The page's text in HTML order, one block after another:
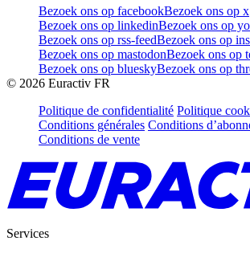
Bezoek ons op facebookBezoek ons op x
Bezoek ons op linkedinBezoek ons op
Bezoek ons op rss-feedBezoek ons op
Bezoek ons op mastodonBezoek ons op
Bezoek ons op blueskyBezoek ons op
© 2026 Euractiv FR
Politique de confidentialité Politique
Conditions générales Conditions
Conditions de vente
Services